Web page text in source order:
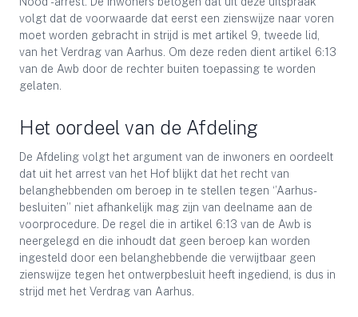
volgt dat de voorwaarde dat eerst een zienswijze naar voren
moet worden gebracht in strijd is met artikel 9, tweede lid,
van het Verdrag van Aarhus. Om deze reden dient artikel 6:13
van de Awb door de rechter buiten toepassing te worden
gelaten.
Het oordeel van de Afdeling
De Afdeling volgt het argument van de inwoners en oordeelt
dat uit het arrest van het Hof blijkt dat het recht van
belanghebbenden om beroep in te stellen tegen ‘’Aarhus-
besluiten’’ niet afhankelijk mag zijn van deelname aan de
voorprocedure. De regel die in artikel 6:13 van de Awb is
neergelegd en die inhoudt dat geen beroep kan worden
ingesteld door een belanghebbende die verwijtbaar geen
zienswijze tegen het ontwerpbesluit heeft ingediend, is dus in
strijd met het Verdrag van Aarhus.